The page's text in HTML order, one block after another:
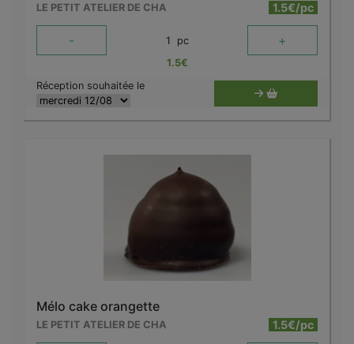
LE PETIT ATELIER DE CHA 1.5€/pc
- 1 pc +
1.5€
Réception souhaitée le
Mélo cake orangette
LE PETIT ATELIER DE CHA 1.5€/pc